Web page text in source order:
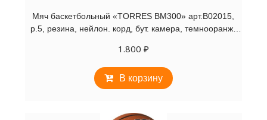
Мяч баскетбольный «TORRES BM300» арт.B02015,
р.5, резина, нейлон. корд, бут. камера, темнооранж-
1.800 ₽
В корзину